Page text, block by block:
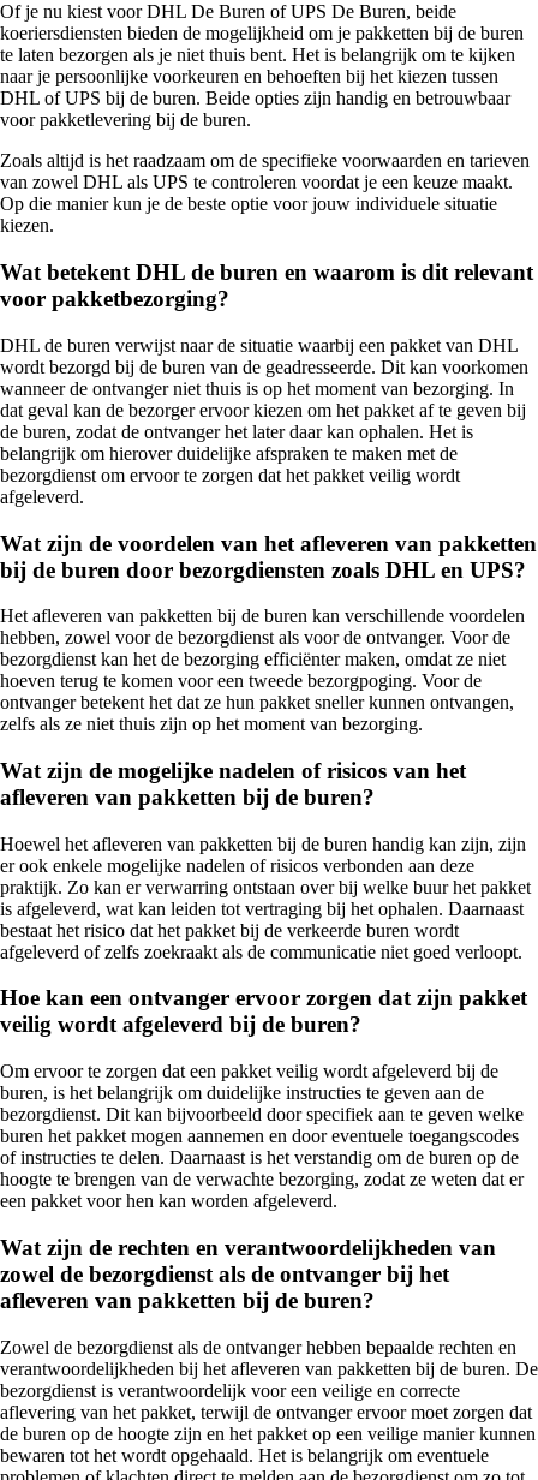
Of je nu kiest voor DHL De Buren of UPS De Buren, beide
koeriersdiensten bieden de mogelijkheid om je pakketten bij de buren
te laten bezorgen als je niet thuis bent. Het is belangrijk om te kijken
naar je persoonlijke voorkeuren en behoeften bij het kiezen tussen
DHL of UPS bij de buren. Beide opties zijn handig en betrouwbaar
voor pakketlevering bij de buren.
Zoals altijd is het raadzaam om de specifieke voorwaarden en tarieven
van zowel DHL als UPS te controleren voordat je een keuze maakt.
Op die manier kun je de beste optie voor jouw individuele situatie
kiezen.
Wat betekent DHL de buren en waarom is dit relevant
voor pakketbezorging?
DHL de buren verwijst naar de situatie waarbij een pakket van DHL
wordt bezorgd bij de buren van de geadresseerde. Dit kan voorkomen
wanneer de ontvanger niet thuis is op het moment van bezorging. In
dat geval kan de bezorger ervoor kiezen om het pakket af te geven bij
de buren, zodat de ontvanger het later daar kan ophalen. Het is
belangrijk om hierover duidelijke afspraken te maken met de
bezorgdienst om ervoor te zorgen dat het pakket veilig wordt
afgeleverd.
Wat zijn de voordelen van het afleveren van pakketten
bij de buren door bezorgdiensten zoals DHL en UPS?
Het afleveren van pakketten bij de buren kan verschillende voordelen
hebben, zowel voor de bezorgdienst als voor de ontvanger. Voor de
bezorgdienst kan het de bezorging efficiënter maken, omdat ze niet
hoeven terug te komen voor een tweede bezorgpoging. Voor de
ontvanger betekent het dat ze hun pakket sneller kunnen ontvangen,
zelfs als ze niet thuis zijn op het moment van bezorging.
Wat zijn de mogelijke nadelen of risicos van het
afleveren van pakketten bij de buren?
Hoewel het afleveren van pakketten bij de buren handig kan zijn, zijn
er ook enkele mogelijke nadelen of risicos verbonden aan deze
praktijk. Zo kan er verwarring ontstaan over bij welke buur het pakket
is afgeleverd, wat kan leiden tot vertraging bij het ophalen. Daarnaast
bestaat het risico dat het pakket bij de verkeerde buren wordt
afgeleverd of zelfs zoekraakt als de communicatie niet goed verloopt.
Hoe kan een ontvanger ervoor zorgen dat zijn pakket
veilig wordt afgeleverd bij de buren?
Om ervoor te zorgen dat een pakket veilig wordt afgeleverd bij de
buren, is het belangrijk om duidelijke instructies te geven aan de
bezorgdienst. Dit kan bijvoorbeeld door specifiek aan te geven welke
buren het pakket mogen aannemen en door eventuele toegangscodes
of instructies te delen. Daarnaast is het verstandig om de buren op de
hoogte te brengen van de verwachte bezorging, zodat ze weten dat er
een pakket voor hen kan worden afgeleverd.
Wat zijn de rechten en verantwoordelijkheden van
zowel de bezorgdienst als de ontvanger bij het
afleveren van pakketten bij de buren?
Zowel de bezorgdienst als de ontvanger hebben bepaalde rechten en
verantwoordelijkheden bij het afleveren van pakketten bij de buren. De
bezorgdienst is verantwoordelijk voor een veilige en correcte
aflevering van het pakket, terwijl de ontvanger ervoor moet zorgen dat
de buren op de hoogte zijn en het pakket op een veilige manier kunnen
bewaren tot het wordt opgehaald. Het is belangrijk om eventuele